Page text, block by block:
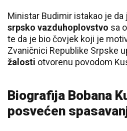
Ministar Budimir istakao je
srpsko vazduhoplovstvo sa
te da je bio čovjek koji je
Zvaničnici Republike Srpske
žalosti otvorenu povodom
Biografija Bobana
posvećen